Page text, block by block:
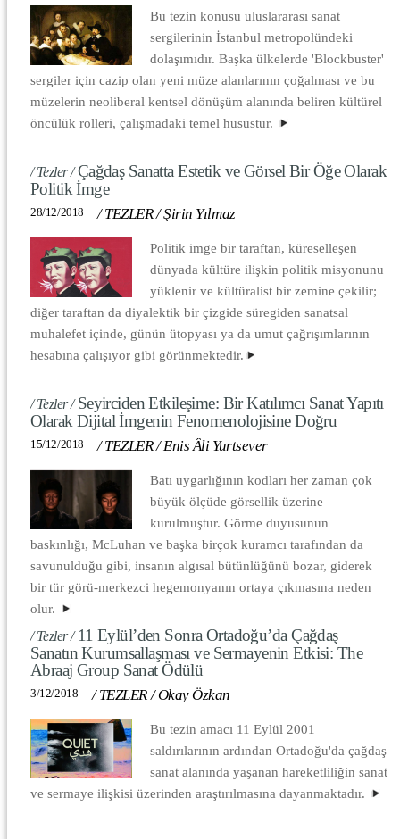
Bu tezin konusu uluslararası sanat
sergilerinin İstanbul metropolündeki
dolaşımıdır. Başka ülkelerde 'Blockbuster'
sergiler için cazip olan yeni müze alanlarının çoğalması ve bu
müzelerin neoliberal kentsel dönüşüm alanında beliren kültürel
öncülük rolleri, çalışmadaki temel husustur.
/ Tezler /Çağdaş Sanatta Estetik ve Görsel Bir Öğe Olarak
Politik İmge
28/12/2018 /TEZLER /Şirin Yılmaz
Politik imge bir taraftan, küreselleşen
dünyada kültüre ilişkin politik misyonunu
yüklenir ve kültüralist bir zemine çekilir;
diğer taraftan da diyalektik bir çizgide süregiden sanatsal
muhalefet içinde, günün ütopyası ya da umut çağrışımlarının
hesabına çalışıyor gibi görünmektedir.
/ Tezler /Seyirciden Etkileşime: Bir Katılımcı Sanat Yapıtı
Olarak Dijital İmgenin Fenomenolojisine Doğru
15/12/2018 /TEZLER /Enis Âli Yurtsever
Batı uygarlığının kodları her zaman çok
büyük ölçüde görsellik üzerine
kurulmuştur. Görme duyusunun
baskınlığı, McLuhan ve başka birçok kuramcı tarafından da
savunulduğu gibi, insanın algısal bütünlüğünü bozar, giderek
bir tür görü-merkezci hegemonyanın ortaya çıkmasına neden
olur.
/ Tezler /11 Eylül’den Sonra Ortadoğu’da Çağdaş
Sanatın Kurumsallaşması ve Sermayenin Etkisi: The
Abraaj Group Sanat Ödülü
3/12/2018 /TEZLER /Okay Özkan
Bu tezin amacı 11 Eylül 2001
saldırılarının ardından Ortadoğu'da çağdaş
sanat alanında yaşanan hareketliliğin sanat
ve sermaye ilişkisi üzerinden araştırılmasına dayanmaktadır.